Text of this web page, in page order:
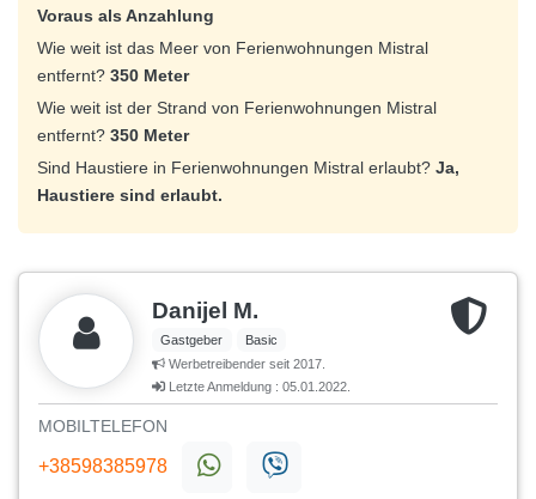
Voraus als Anzahlung
Wie weit ist das Meer von Ferienwohnungen Mistral
entfernt? 350 Meter
Wie weit ist der Strand von Ferienwohnungen Mistral
entfernt? 350 Meter
Sind Haustiere in Ferienwohnungen Mistral erlaubt? Ja,
Haustiere sind erlaubt.
Danijel M.
Gastgeber
Basic
Werbetreibender seit 2017.
Letzte Anmeldung : 05.01.2022.
MOBILTELEFON
+38598385978